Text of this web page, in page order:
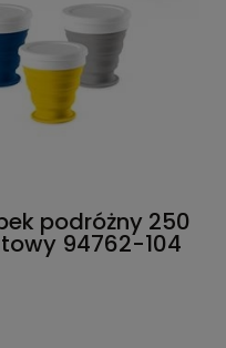
podróżny 250
94762-104